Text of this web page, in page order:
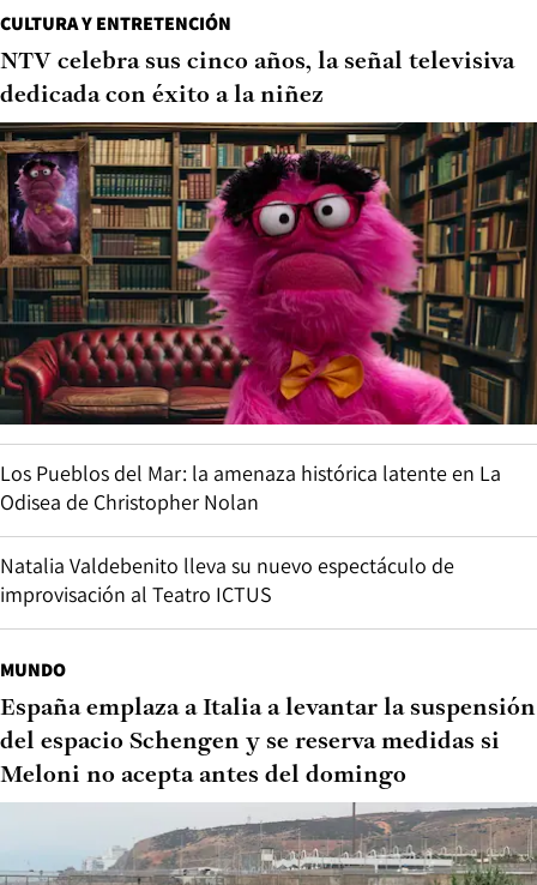
CULTURA Y ENTRETENCIÓN
NTV celebra sus cinco años, la señal televisiva
dedicada con éxito a la niñez
Los Pueblos del Mar: la amenaza histórica latente en La
Odisea de Christopher Nolan
Natalia Valdebenito lleva su nuevo espectáculo de
improvisación al Teatro ICTUS
MUNDO
España emplaza a Italia a levantar la suspensión
del espacio Schengen y se reserva medidas si
Meloni no acepta antes del domingo